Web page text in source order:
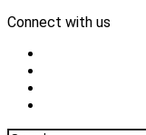
Connect with us